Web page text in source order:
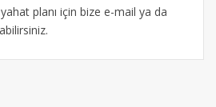
planı için bize e-mail ya da